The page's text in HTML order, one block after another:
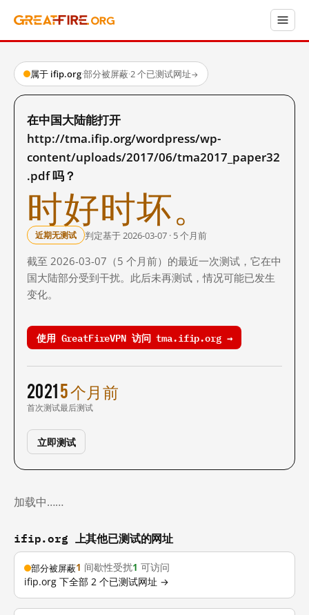
属于 ifip.org·部分被屏蔽·2 个已测试网址→
在中国大陆能打开
http://tma.ifip.org/wordpress/wp-
content/uploads/2017/06/tma2017_paper32
.pdf 吗？
时好时坏。
近期无测试 判定基于 2026-03-07 · 5 个月前
截至 2026-03-07（5 个月前）的最近一次测试，它在中
国大陆部分受到干扰。此后未再测试，情况可能已发生
变化。
使用 GreatFireVPN 访问 tma.ifip.org →
2021
首次测试
5 个月前
最后测试
立即测试
加载中……
ifip.org 上其他已测试的网址
部分被屏蔽1 间歇性受扰1 可访问
ifip.org 下全部 2 个已测试网址 →